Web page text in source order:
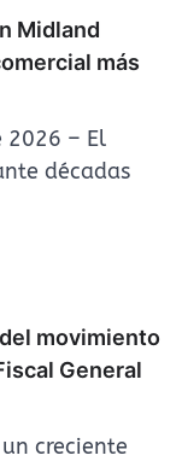
Midland
más
2026 – El
décadas
movimiento
General
creciente